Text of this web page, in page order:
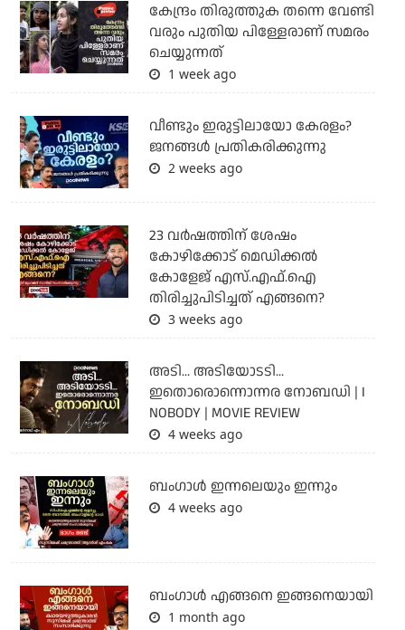
കേന്ദ്രം തിരുത്തുക തന്നെ വേണ്ടി
വരും പുതിയ പിള്ളേരാണ് സമരം
ചെയ്യുന്നത്
1 week ago
വീണ്ടും ഇരുട്ടിലായോ കേരളം?
ജനങ്ങൾ പ്രതികരിക്കുന്നു
2 weeks ago
23 വർഷത്തിന് ശേഷം
കോഴിക്കോട് മെഡിക്കൽ
കോളേജ് എസ്.എഫ്.ഐ
തിരിച്ചുപിടിച്ചത് എങ്ങനെ?
3 weeks ago
അടി... അടിയോടടി...
ഇതൊരൊന്നൊന്നര നോബഡി | I
NOBODY | MOVIE REVIEW
4 weeks ago
ബംഗാള്‍ ഇന്നലെയും ഇന്നും
4 weeks ago
ബം​ഗാൾ എങ്ങനെ ഇങ്ങനെയായി
1 month ago